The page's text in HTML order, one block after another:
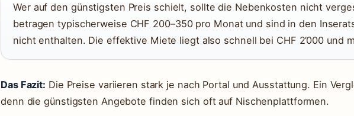
Wer auf den günstigsten Preis schielt, sollte die Nebenkosten nicht
betragen typischerweise CHF 200–350 pro Monat und sind in den
nicht enthalten. Die effektive Miete liegt also schnell bei CHF 2’000 und
Das Fazit: Die Preise variieren stark je nach Portal und Ausstattung. Ein
denn die günstigsten Angebote finden sich oft auf Nischenplattformen.